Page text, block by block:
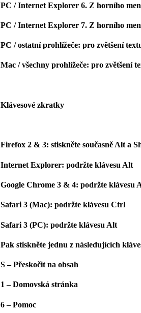
PC / Internet Explorer 6. Z horního
PC / Internet Explorer 7. Z horního
PC / ostatní prohlížeče: pro zvětšení
Mac / všechny prohlížeče: pro zvětšení
Klávesové zkratky
Firefox 2 & 3: stiskněte současně Alt a
Internet Explorer: podržte klávesu Alt
Google Chrome 3 & 4: podržte klávesu
Safari 3 (Mac): podržte klávesu Ctrl
Safari 3 (PC): podržte klávesu Alt
Pak stiskněte jednu z následujících
S – Přeskočit na obsah
1 – Domovská stránka
6 – Pomoc